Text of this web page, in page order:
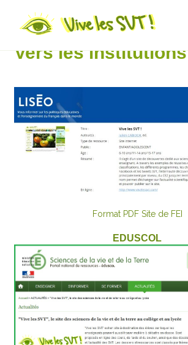
Au jour le jour
Vers les institutions
Format PDF Site de FEI
EDUSCOL